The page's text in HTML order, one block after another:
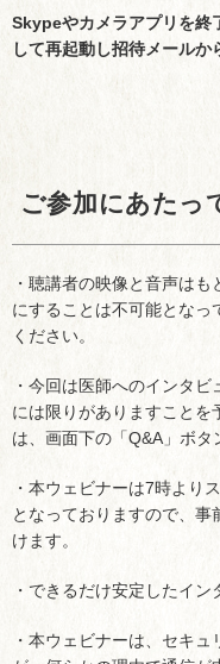
Skypeやカメラアプリを終
して再起動し招待メールか
ご参加にあたっ
・聴講者の映像と音声は
にすることは不可能となっ
ください。
・今回は医師へのインタ
には限りがありますことを
は、画面下の「Q&A」ボタ
・本ウェビナーは7時より
となっておりますので、
けます。
・できるだけ安定したイン
・本ウェビナーは、セキ